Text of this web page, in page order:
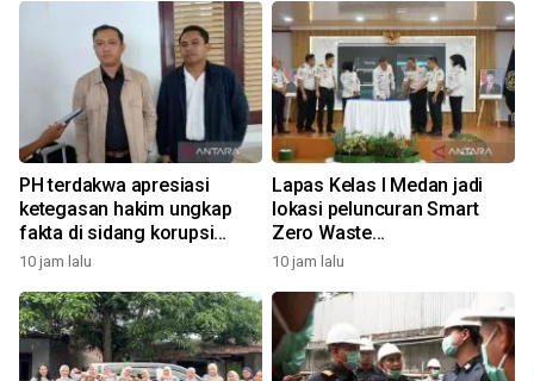
PH terdakwa apresiasi
ketegasan hakim ungkap
fakta di sidang korupsi
Waterfront City Samosir
10 jam lalu
Lapas Kelas I Medan jadi
lokasi peluncuran Smart
Zero Waste
Pemasyarakatan
10 jam lalu